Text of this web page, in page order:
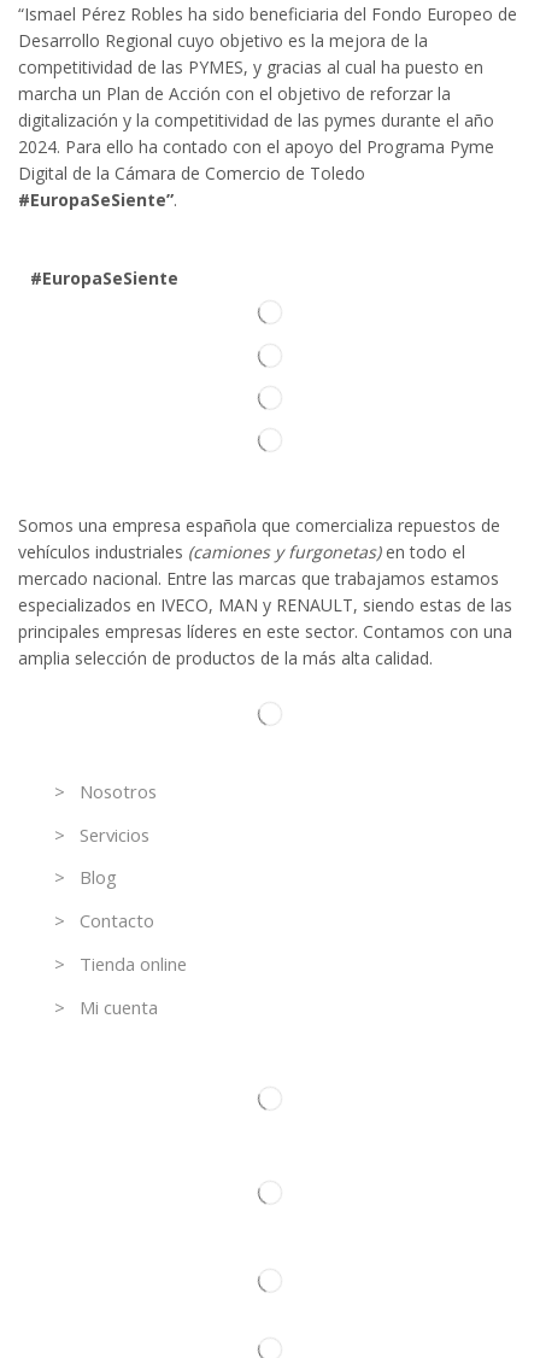
“Ismael Pérez Robles ha sido beneficiaria del Fondo Europeo de
Desarrollo Regional cuyo objetivo es la mejora de la
competitividad de las PYMES, y gracias al cual ha puesto en
marcha un Plan de Acción con el objetivo de reforzar la
digitalización y la competitividad de las pymes durante el año
2024. Para ello ha contado con el apoyo del Programa Pyme
Digital de la Cámara de Comercio de Toledo
#EuropaSeSiente”.
#EuropaSeSiente
Somos una empresa española que comercializa repuestos de
vehículos industriales (camiones y furgonetas)en todo el
mercado nacional. Entre las marcas que trabajamos estamos
especializados en IVECO, MAN y RENAULT, siendo estas de las
principales empresas líderes en este sector. Contamos con una
amplia selección de productos de la más alta calidad.
> Nosotros
> Servicios
> Blog
> Contacto
> Tienda online
> Mi cuenta